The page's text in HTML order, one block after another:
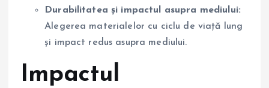
Durabilitatea și impactul asupra mediului:
Alegerea materialelor cu ciclu de viață lung
și impact redus asupra mediului.
Impactul